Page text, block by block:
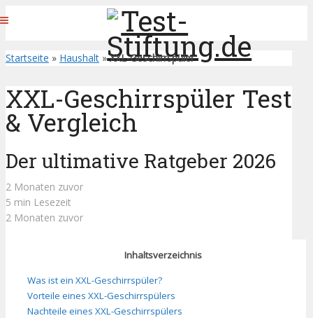
Startseite » Haushalt »XXL-Geschirrspüler
XXL-Geschirrspüler Test
& Vergleich
Der ultimative Ratgeber 2026
2 Monaten zuvor
5 min Lesezeit
2 Monaten zuvor
Inhaltsverzeichnis
Was ist ein XXL-Geschirrspüler?
Vorteile eines XXL-Geschirrspülers
Nachteile eines XXL-Geschirrspülers